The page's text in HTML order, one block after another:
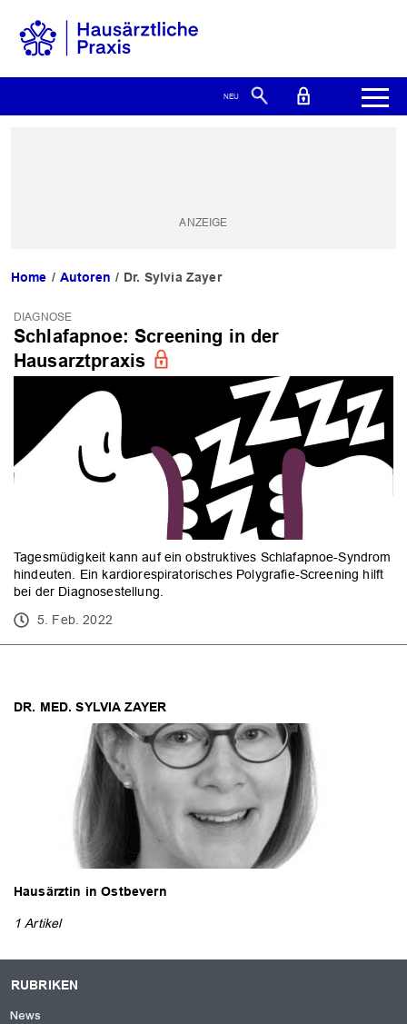
OK
Home Autoren Dr. Sylvia Zayer
DR. MED. SYLVIA ZAYER
Hausärztin in Ostbevern
1 Artikel
DIAGNOSE
Schlafapnoe: Screening in der
Hausarztpraxis
Tagesmüdigkeit kann auf ein obstruktives Schlafapnoe-Syndrom
hindeuten. Ein kardiorespiratorisches Polygrafie-Screening hilft
bei der Diagnosestellung.
5. Feb. 2022
RUBRIKEN
News